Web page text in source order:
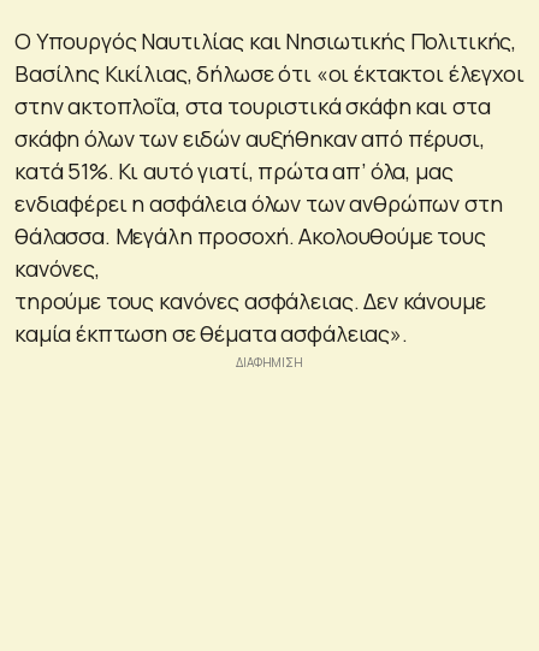
Ο Υπουργός Ναυτιλίας και Νησιωτικής Πολιτικής,
Βασίλης Κικίλιας, δήλωσε ότι «οι έκτακτοι έλεγχοι
στην ακτοπλοΐα, στα τουριστικά σκάφη και στα
σκάφη όλων των ειδών αυξήθηκαν από πέρυσι,
κατά 51%. Κι αυτό γιατί, πρώτα απ’ όλα, μας
ενδιαφέρει η ασφάλεια όλων των ανθρώπων στη
θάλασσα. Μεγάλη προσοχή. Ακολουθούμε τους
κανόνες,
τηρούμε τους κανόνες ασφάλειας. Δεν κάνουμε
καμία έκπτωση σε θέματα ασφάλειας».